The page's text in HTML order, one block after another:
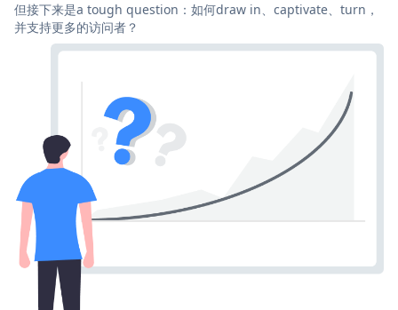
但接下来是a tough question：如何draw in、captivate、turn，
并支持更多的访问者？